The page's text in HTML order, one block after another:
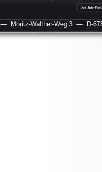
— Moritz-Walther-Weg 3 — D-